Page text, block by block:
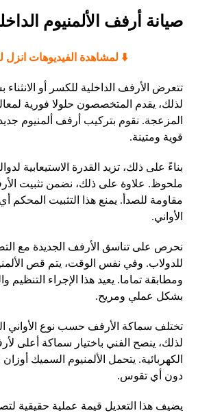
صيانة أرفف الألمنيوم
​⬇️ لمشاهدة الفيديوهات انزل
تتعرض الأرفف الداخلية للكسر أو الانثناء
لذلك، يقدم المتخصصون حلولا فورية
المزعجة. نقوم بتركيب أرفف ألمنيوم
قوية ومتينة.
بناءً على ذلك، تزيد القدرة الاستيعابية
ملحوظ. علاوة على ذلك، نضمن تثبيت
مقاومة للصدأ. يمنع هذا التثبيت المحكم
الأواني.
نحرص على تناسق الأرفف الجديدة مع
للدولاب. وفي نفس الوقت، يتم قص
ومطابقة تماما. يعيد هذا الإجراء التنظيم
بشكل عملي ومريح.
تختلف سماكة الأرفف حسب نوع الأواني
لذلك، ينصح الفني باختيار سماكة أعلى
الكهربائية. يتحمل الألمنيوم السميك
دون أي تقوس.
يضيف هذا التعديل قيمة عملية حقيقية